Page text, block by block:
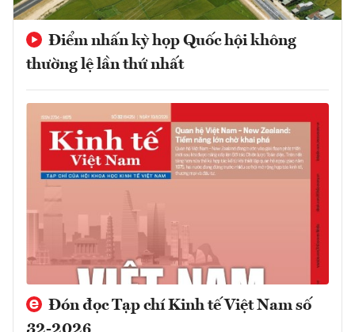
Điểm nhấn kỳ họp Quốc hội không
thường lệ lần thứ nhất
Đón đọc Tạp chí Kinh tế Việt Nam số